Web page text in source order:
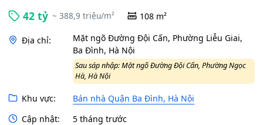
42 tỷ ~ 388,9 triệu/m² 108 m²
Địa chỉ:
Mặt ngõ Đường Đội Cấn, Phường Liễu Giai,
Ba Đình, Hà Nội
Sau sáp nhập: Mặt ngõ Đường Đội Cấn, Phường Ngọc
Hà, Hà Nội
Khu vực:
Bán nhà Quận Ba Đình, Hà Nội
Cập nhật:
5 tháng trước